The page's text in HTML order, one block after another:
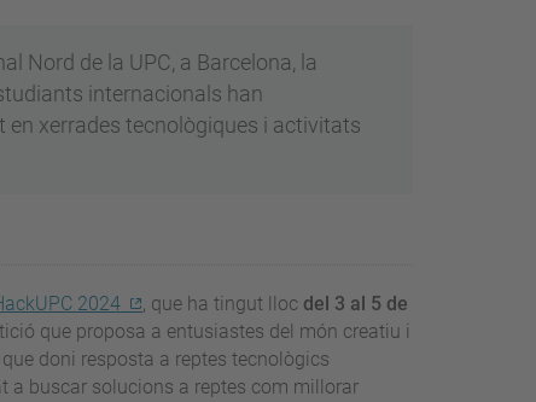
Nord de la UPC, a Barcelona, la
internacionals han
xerrades tecnològiques i activitats
2024 , que ha tingut lloc del 3 al 5 de
que proposa a entusiastes del món creatiu i
doni resposta a reptes tecnològics
a buscar solucions a reptes com millorar